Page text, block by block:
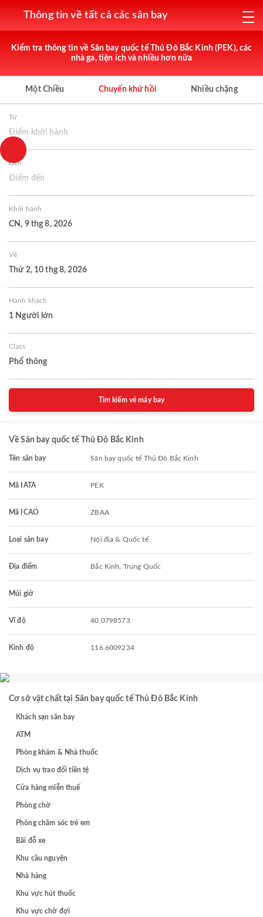
Thông tin về tất cả các sân bay
Kiểm tra thông tin về Sân bay quốc tế Thủ Đô Bắc Kinh (PEK), các
nhà ga, tiện ích và nhiều hơn nữa
Một Chiều Chuyến khứ hồi Nhiều chặng
Từ
Điểm khởi hành
Đến
Điểm đến
Khởi hành
CN, 9 thg 8, 2026
Về
Thứ 2, 10 thg 8, 2026
Hành khách
1 Người lớn
Class
Phổ thông
Tìm kiếm vé máy bay
Về Sân bay quốc tế Thủ Đô Bắc Kinh
Tên sân bay Sân bay quốc tế Thủ Đô Bắc Kinh
Mã IATA PEK
Mã ICAO ZBAA
Loại sân bay Nội địa & Quốc tế
Địa điểm Bắc Kinh, Trung Quốc
Múi giờ
Vĩ độ 40.0798573
Kinh độ 116.6009234
Cơ sở vật chất tại Sân bay quốc tế Thủ Đô Bắc Kinh
Khách sạn sân bay
ATM
Phòng khám & Nhà thuốc
Dịch vụ trao đổi tiền tệ
Cửa hàng miễn thuế
Phòng chờ
Phòng chăm sóc trẻ em
Bãi đỗ xe
Khu cầu nguyện
Nhà hàng
Khu vực hút thuốc
Khu vực chờ đợi